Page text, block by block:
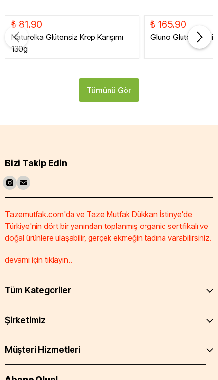
₺ 81.90
Naturelka Glütensiz Krep Karışımı
130g
₺ 165.90
Gluno Glutensiz
Tümünü Gör
Bizi Takip Edin
Tazemutfak.com'da ve Taze Mutfak Dükkan İstinye'de
Türkiye'nin dört bir yanından toplanmış organic sertifikalı ve
doğal ürünlere ulaşabilir, gerçek ekmeğin tadına varabilirsiniz.
devamı için tıklayın...
Tüm Kategoriler
Şirketimiz
Müşteri Hizmetleri